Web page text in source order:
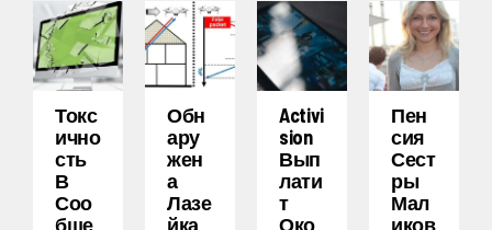
Токс
Ично
Сть
В
Соо
Бще
Обн
Ару
Жен
А
Лазе
Йка
Activi
Sion
Вып
Лати
Т
Око
Пен
Сия
Сест
Ры
Мал
Иков